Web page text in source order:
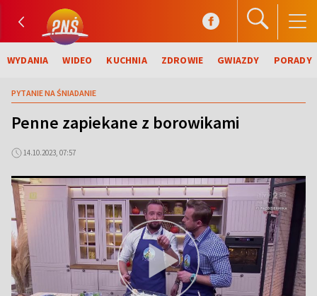
WYDANIA WIDEO KUCHNIA ZDROWIE GWIAZDY PORADY
PYTANIE NA ŚNIADANIE
Penne zapiekane z borowikami
14.10.2023, 07:57